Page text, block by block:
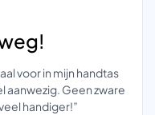
voor in mijn handtas
aanwezig. Geen zware
handiger!”